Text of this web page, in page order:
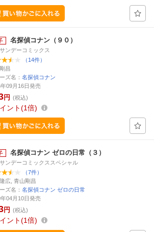
名探偵コナン（９０）
ンデーコミックス
（14件）
昌
ズ名： 名探偵コナン
09月16日発売
円 (税込)
ント 1倍
名探偵コナン ゼロの日常（３）
ンデーコミックススペシャル
（7件）
広, 青山剛昌
ズ名： 名探偵コナン ゼロの日常
04月10日発売
円 (税込)
ント 1倍